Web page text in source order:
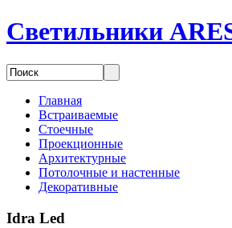
Светильники
Главная
Встраиваемые
Стоечные
Проекционные
Архитектурные
Потолочные и настенные
Декоративные
Idra Led